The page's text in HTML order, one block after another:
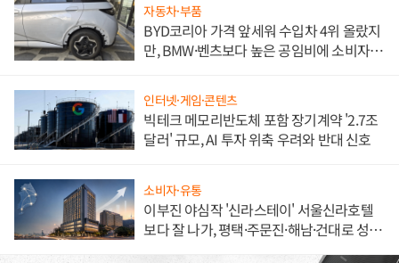
자동차·부품
BYD코리아 가격 앞세워 수입차 4위 올랐지
만, BMW·벤츠보다 높은 공임비에 소비자
인터넷·게임·콘텐츠
빅테크 메모리반도체 포함 장기계약 '2.7조
달러' 규모, AI 투자 위축 우려와 반대 신호
소비자·유통
이부진 야심작 '신라스테이' 서울신라호텔
보다 잘 나가, 평택·주문진·해남·건대로 성